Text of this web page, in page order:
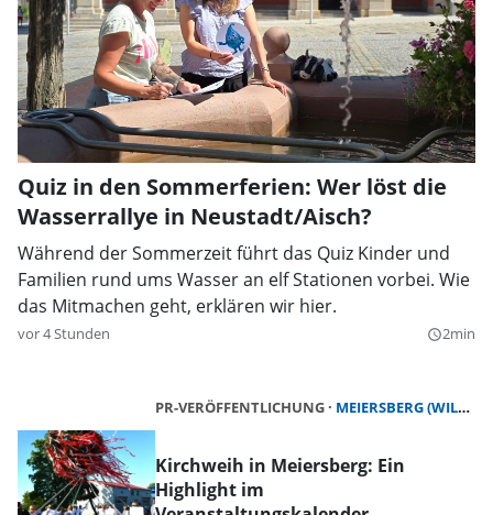
Quiz in den Sommerferien: Wer löst die
Wasserrallye in Neustadt/Aisch?
Während der Sommerzeit führt das Quiz Kinder und
Familien rund ums Wasser an elf Stationen vorbei. Wie
das Mitmachen geht, erklären wir hier.
vor 4 Stunden query_builder2min
PR-VERÖFFENTLICHUNG MEIERSBERG (WILHERMSDORF)
Kirchweih in Meiersberg: Ein
Highlight im